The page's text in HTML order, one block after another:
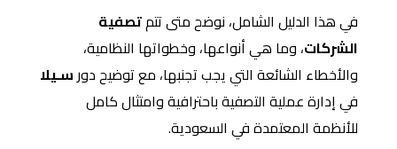
في هذا الدليل الشامل، نوضح متى تتمتصفية
الشركات، وما هي أنواعها، وخطواتها النظامية،
والأخطاء الشائعة التي يجب تجنبها، مع توضيح دورسـيلا
في إدارة عملية التصفية باحترافية وامتثال كامل
للأنظمة المعتمدة في السعودية.